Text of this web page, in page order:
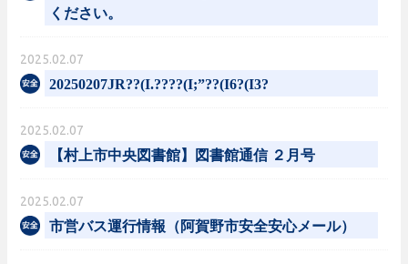
ください。
2025.02.07
20250207JR??(I.????(I;”??(I6?(I3?
2025.02.07
【村上市中央図書館】図書館通信 ２月号
2025.02.07
市営バス運行情報（阿賀野市安全安心メール）